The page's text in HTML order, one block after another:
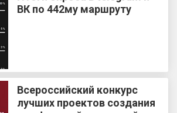
ВК по 442му маршруту
Всероссийский конкурс
лучших проектов создания